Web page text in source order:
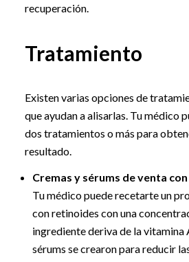
recuperación.
Tratamiento
Existen varias opciones de
que ayudan a alisarlas. Tu médico
dos tratamientos o más para
resultado.
Cremas y sérums de venta
Tu médico puede recetarte un
con retinoides con una
ingrediente deriva de la vitamina
sérums se crearon para reducir